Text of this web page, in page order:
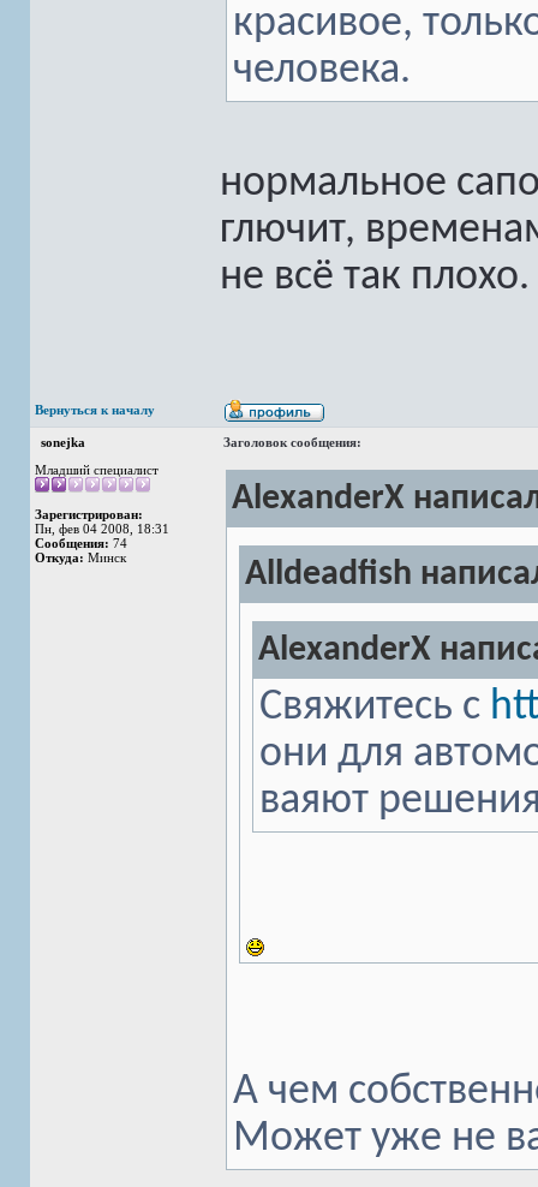
красивое,
человека.
нормальное
глючит,
не всё так плохо.
Вернуться к началу
sonejka
Заголовок сообщения:
Младший специалист
Зарегистрирован:
Пн, фев 04 2008, 18:31
Сообщения: 74
Откуда: Минск
AlexanderX
Alldeadfish
AlexanderX
Свяжитесь с
они для
ваяют
А чем
Может уже не